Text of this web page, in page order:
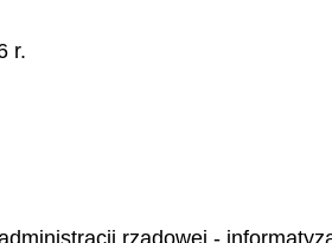
r.
rządowej -